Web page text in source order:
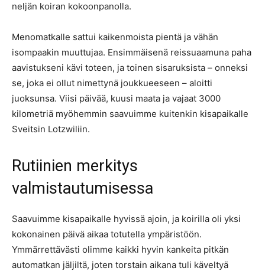
neljän koiran kokoonpanolla.
Menomatkalle sattui kaikenmoista pientä ja vähän
isompaakin muuttujaa. Ensimmäisenä reissuaamuna paha
aavistukseni kävi toteen, ja toinen sisaruksista – onneksi
se, joka ei ollut nimettynä joukkueeseen – aloitti
juoksunsa. Viisi päivää, kuusi maata ja vajaat 3000
kilometriä myöhemmin saavuimme kuitenkin kisapaikalle
Sveitsin Lotzwiliin.
Rutiinien merkitys
valmistautumisessa
Saavuimme kisapaikalle hyvissä ajoin, ja koirilla oli yksi
kokonainen päivä aikaa totutella ympäristöön.
Ymmärrettävästi olimme kaikki hyvin kankeita pitkän
automatkan jäljiltä, joten torstain aikana tuli käveltyä